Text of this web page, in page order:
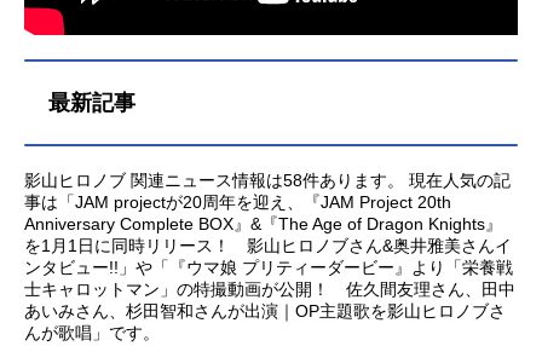
最新記事
影山ヒロノブ 関連ニュース情報は58件あります。 現在人気の記
事は「JAM projectが20周年を迎え、『JAM Project 20th
Anniversary Complete BOX』&『The Age of Dragon Knights』
を1月1日に同時リリース！ 影山ヒロノブさん&奥井雅美さんイ
ンタビュー!!」や「『ウマ娘 プリティーダービー』より「栄養戦
士キャロットマン」の特撮動画が公開！ 佐久間友理さん、田中
あいみさん、杉田智和さんが出演｜OP主題歌を影山ヒロノブさ
んが歌唱」です。